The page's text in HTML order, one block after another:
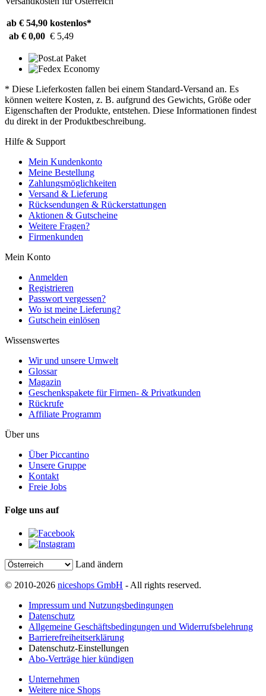
ab € 54,90 kostenlos*
ab € 0,00 € 5,49
* Diese Lieferkosten fallen bei einem Standard-Versand an. Es
können weitere Kosten, z. B. aufgrund des Gewichts, Größe oder
Eigenschaften der Produkte, entstehen. Diese Informationen findest
du direkt in der Produktbeschreibung.
Hilfe & Support
Mein Kundenkonto
Meine Bestellung
Zahlungsmöglichkeiten
Versand & Lieferung
Rücksendungen & Rückerstattungen
Aktionen & Gutscheine
Weitere Fragen?
Firmenkunden
Mein Konto
Anmelden
Registrieren
Passwort vergessen?
Wo ist meine Lieferung?
Gutschein einlösen
Wissenswertes
Wir und unsere Umwelt
Glossar
Magazin
Geschenkspakete für Firmen- & Privatkunden
Rückrufe
Affiliate Programm
Über uns
Über Piccantino
Unsere Gruppe
Kontakt
Freie Jobs
Folge uns auf
Land ändern
© 2010-2026 niceshops GmbH - All rights reserved.
Impressum und Nutzungsbedingungen
Datenschutz
Allgemeine Geschäftsbedingungen und Widerrufsbelehrung
Barrierefreiheitserklärung
Datenschutz-Einstellungen
Abo-Verträge hier kündigen
Unternehmen
Weitere nice Shops